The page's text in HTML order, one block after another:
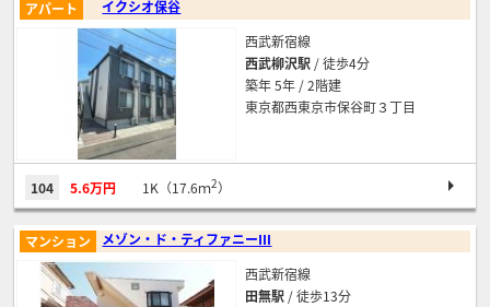
イクシオ保谷
アパート
西武新宿線
西武柳沢駅 / 徒歩4分
築年 5年 / 2階建
東京都西東京市保谷町３丁目
104 5.6万円 1K（17.6ｍ2）
メゾン・ド・ティファニーⅢ
マンション
西武新宿線
田無駅 / 徒歩13分